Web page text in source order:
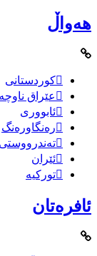
هەواڵ
کوردستانی
عێراق
ئابووری
رەنگاورەنگ
تەندرووستی
ئێران
تورکیە
ئافرەتان